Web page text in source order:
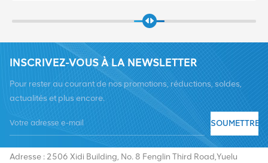
INSCRIVEZ-VOUS À LA NEWSLETTER
Pour rester au courant de nos promotions, réductions, soldes,
actualités et plus encore.
SOUMETTRE
Tél :+8619376997331
Adresse : 2506 Xidi Building, No. 8 Fenglin Third Road,Yuelu